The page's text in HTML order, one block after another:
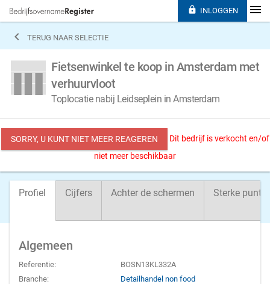
 TERUG NAAR SELECTIE
Fietsenwinkel te koop in Amsterdam met
verhuurvloot
Toplocatie nabij Leidseplein in Amsterdam
SORRY, U KUNT NIET MEER REAGEREN
Dit bedrijf is verkocht en/of
niet meer beschikbaar
Profiel Cijfers Achter de schermen Sterke
Algemeen
Referentie:
BOSN13KL332A
Branche:
Detailhandel non food
 INLOGGEN